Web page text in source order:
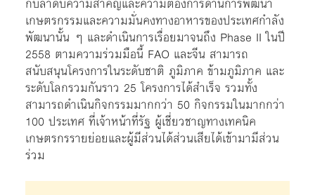
กับลำดับความสำคัญและความต้องการด้านการพัฒนา
เกษตรกรรมและความมั่นคงทางอาหารของประเทศกำลัง
พัฒนานั้น ๆ และดำเนินการเรื่อยมาจนถึง Phase II ในปี
2558 ตามความร่วมมือนี้ FAO และจีน สามารถ
สนับสนุนโครงการในระดับชาติ ภูมิภาค ข้ามภูมิภาค และ
ระดับโลกรวมกันราว 25 โครงการได้สำเร็จ รวมทั้ง
สามารถดำเนินกิจกรรมมากกว่า 50 กิจกรรมในมากกว่า
100 ประเทศ ที่เจ้าหน้าที่รัฐ ผู้เชี่ยวชาญทางเทคนิค
เกษตรกรรายย่อยและผู้มีส่วนได้ส่วนเสียได้เข้ามามีส่วน
ร่วม